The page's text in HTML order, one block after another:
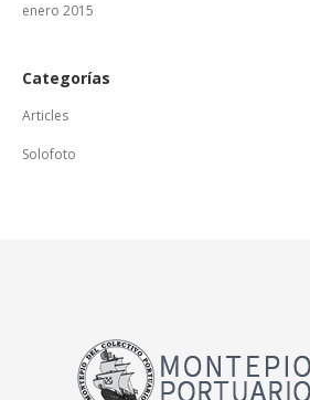
enero 2015
Categorías
Articles
Solofoto